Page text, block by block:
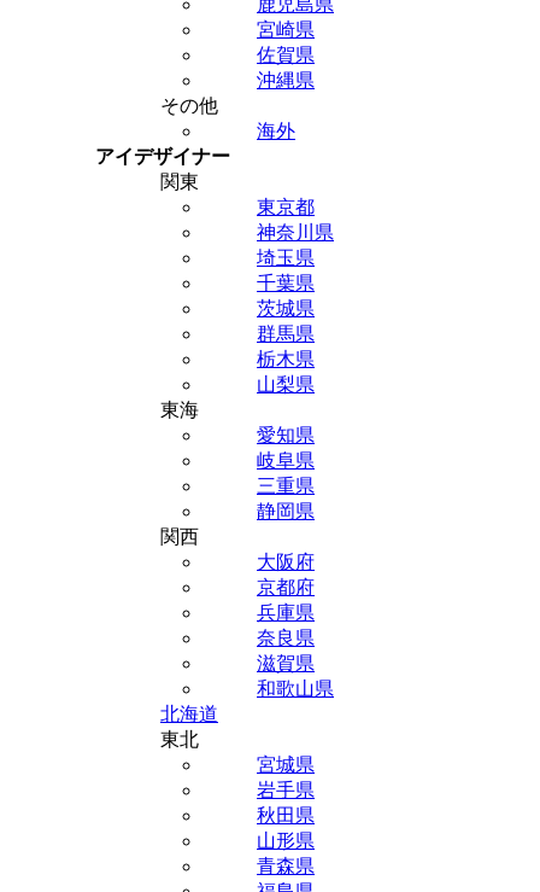
鹿児島県
宮崎県
佐賀県
沖縄県
その他
海外
アイデザイナー
関東
東京都
神奈川県
埼玉県
千葉県
茨城県
群馬県
栃木県
山梨県
東海
愛知県
岐阜県
三重県
静岡県
関西
大阪府
京都府
兵庫県
奈良県
滋賀県
和歌山県
北海道
東北
宮城県
岩手県
秋田県
山形県
青森県